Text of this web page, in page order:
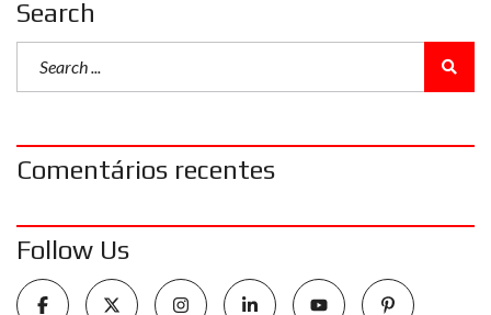
Search
Comentários recentes
Follow Us